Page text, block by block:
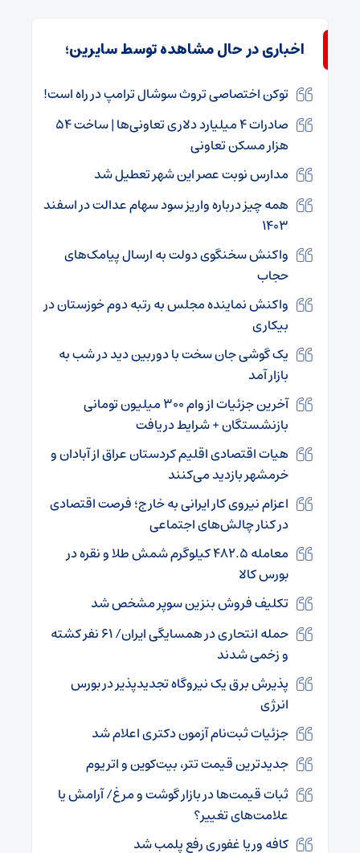
اخباری در حال مشاهده توسط سایرین؛
توکن اختصاصی تروث سوشال ترامپ در راه است!
صادرات ۴ میلیارد دلاری تعاونی‌ها | ساخت ۵۴
هزار مسکن تعاونی
مدارس نوبت عصر این شهر تعطیل شد
همه چیز درباره واریز سود سهام عدالت در اسفند
۱۴۰۳
واکنش سخنگوی دولت به ارسال پیامک‌های
حجاب
واکنش نماینده مجلس به رتبه دوم خوزستان در
بیکاری
یک گوشی جان سخت با دوربین دید در شب به
بازار آمد
آخرین جزئیات از وام ۳۰۰ میلیون تومانی
بازنشستگان + شرایط دریافت
هیات اقتصادی اقلیم کردستان عراق از آبادان و
خرمشهر بازدید می‌کنند
اعزام نیروی کار ایرانی به خارج؛ فرصت اقتصادی
در کنار چالش‌های اجتماعی
معامله ۴۸۲.۵ کیلوگرم شمش طلا و نقره در
بورس کالا
تکلیف فروش بنزین سوپر مشخص شد
حمله انتحاری در همسایگی ایران/ ۶۱ نفر کشته
و زخمی شدند
پذیرش برق یک نیروگاه تجدیدپذیر در بورس
انرژی
جزئیات ثبت‌نام آزمون دکتری اعلام شد
جدیدترین قیمت تتر، بیت‌کوین و اتریوم
ثبات قیمت‌ها در بازار گوشت و مرغ/ آرامش یا
علامت‌های تغییر؟
کافه وریا غفوری رفع پلمب شد